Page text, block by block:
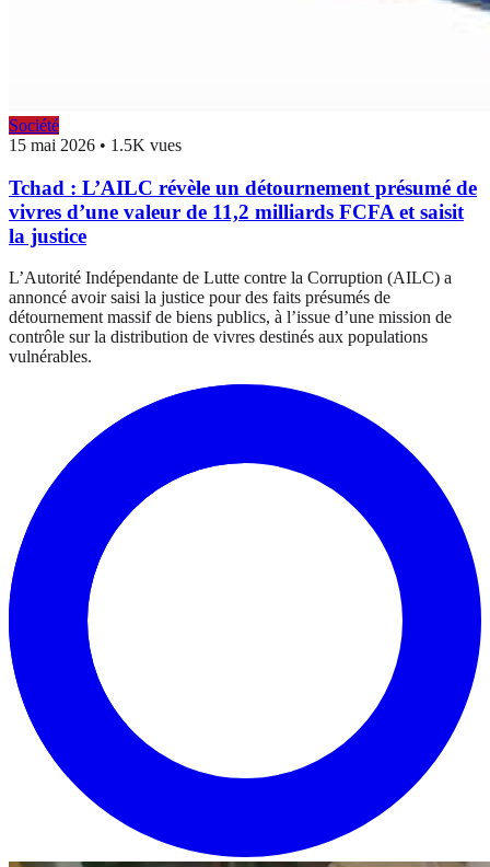
Société
15 mai 2026 • 1.5K vues
Tchad : L’AILC révèle un détournement présumé de
vivres d’une valeur de 11,2 milliards FCFA et saisit
la justice
L’Autorité Indépendante de Lutte contre la Corruption (AILC) a
annoncé avoir saisi la justice pour des faits présumés de
détournement massif de biens publics, à l’issue d’une mission de
contrôle sur la distribution de vivres destinés aux populations
vulnérables.